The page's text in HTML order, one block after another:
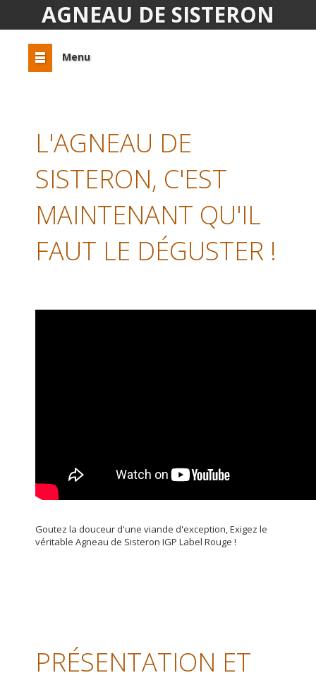
AGNEAU DE SISTERON
Menu
L'AGNEAU DE
SISTERON, C'EST
MAINTENANT QU'IL
FAUT LE DÉGUSTER !
Goutez la douceur d'une viande d'exception, Exigez le
véritable Agneau de Sisteron IGP Label Rouge !
PRÉSENTATION ET